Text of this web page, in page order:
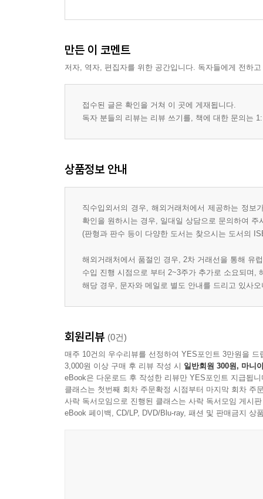
만든 이 코멘트
저자, 역자, 편집자를 위한 공간입니다. 독자들에게 전하
접수된 글은 확인을 거쳐 이 곳에 게재됩니다.
독자 분들의 리뷰는 리뷰 쓰기를, 책에 대한 문의는
상품정보 안내
직수입외서의 경우, 해외거래처에서 제공하는 정
확인을 원하시는 경우, 일대일 상담으로 문의하여 주
(판형과 판수 등이 다양한 도서는 찾으시는 도서의
해외거래처에서 품절인 경우, 2차 거래선을 통해 유
수입 진행 시점으로 부터 2~3주가 추가로 소요되며,
해당 경우, 문자와 메일로 별도 안내를 드리고 있사
회원리뷰 (0건)
매주 10건의 우수리뷰를 선정하여 YES포인트 3만원을 드
3,000원 이상 구매 후 리뷰 작성 시 일반회원 300원, 마니
eBook은 다운로드 후 작성한 리뷰만 YES포인트 지급됩니
클래스는 첫번째 회차 주문확정 시점부터 마지막 회차 주
사락 독서모임으로 진행된 클래스는 사락 독서모임 게시
eBook 페이백, CD/LP, DVD/Blu-ray, 패션 및 판매금지 상